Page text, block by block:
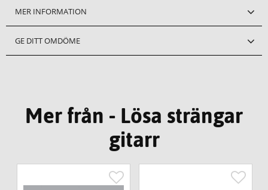
MER INFORMATION
GE DITT OMDÖME
Mer från - Lösa strängar
gitarr